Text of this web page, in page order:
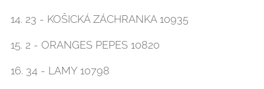
14. 23 - KOŠICKÁ ZÁCHRANKA 10935
15. 2 - ORANGES PEPES 10820
16. 34 - LAMY 10798